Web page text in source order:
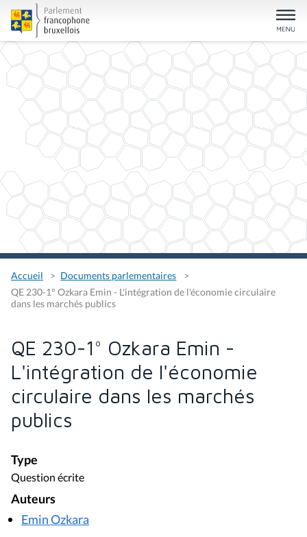
Accueil
Documents parlementaires
QE 230-1° Ozkara Emin - L'intégration de l'économie circulaire
dans les marchés publics
QE 230-1° Ozkara Emin -
L'intégration de l'économie
circulaire dans les marchés
publics
Type
Question écrite
Auteurs
Emin Ozkara